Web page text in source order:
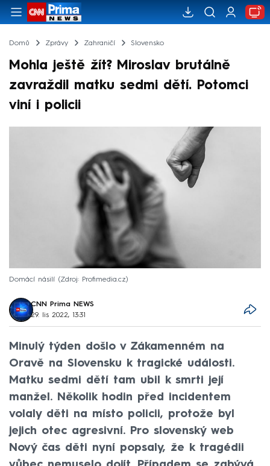
Domů Zprávy Zahraničí Slovensko
Mohla ještě žít? Miroslav brutálně
zavraždil matku sedmi dětí. Potomci
viní i policii
Domácí násilí Zdroj: Profimedia.cz
CNN Prima NEWS
29. lis 2022, 13:31
Minulý týden došlo v Zákamenném na
Oravě na Slovensku k tragické události.
Matku sedmi dětí tam ubil k smrti její
manžel. Několik hodin před incidentem
volaly děti na místo policii, protože byl
jejich otec agresivní. Pro slovenský web
Nový čas děti nyní popsaly, že k tragédii